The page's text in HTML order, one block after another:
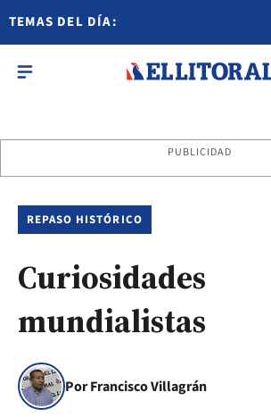
TEMAS DEL DÍA:
PUBLICIDAD
REPASO HISTÓRICO
Curiosidades
mundialistas
Por Francisco Villagrán